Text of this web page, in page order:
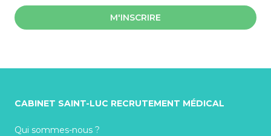
M'INSCRIRE
CABINET SAINT-LUC RECRUTEMENT MÉDICAL
Qui sommes-nous ?